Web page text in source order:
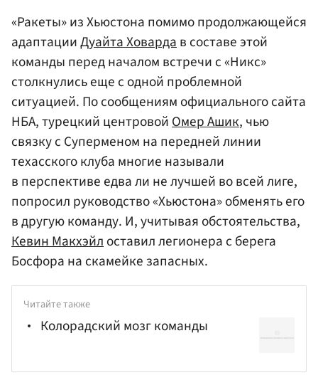
«Ракеты» из Хьюстона помимо продолжающейся
адаптацииДуайта Ховардав составе этой
команды перед началом встречи с «Никс»
столкнулись еще с одной проблемной
ситуацией. По сообщениям официального сайта
НБА, турецкий центровойОмер Ашик, чью
связку с Суперменом на передней линии
техасского клуба многие называли
в перспективе едва ли не лучшей во всей лиге,
попросил руководство «Хьюстона» обменять его
в другую команду. И, учитывая обстоятельства,
Кевин Макхэйлоставил легионера с берега
Босфора на скамейке запасных.
Читайте также
Колорадский мозг команды